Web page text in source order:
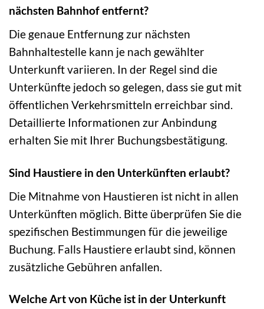
nächsten Bahnhof entfernt?
Die genaue Entfernung zur nächsten
Bahnhaltestelle kann je nach gewählter
Unterkunft variieren. In der Regel sind die
Unterkünfte jedoch so gelegen, dass sie gut mit
öffentlichen Verkehrsmitteln erreichbar sind.
Detaillierte Informationen zur Anbindung
erhalten Sie mit Ihrer Buchungsbestätigung.
Sind Haustiere in den Unterkünften erlaubt?
Die Mitnahme von Haustieren ist nicht in allen
Unterkünften möglich. Bitte überprüfen Sie die
spezifischen Bestimmungen für die jeweilige
Buchung. Falls Haustiere erlaubt sind, können
zusätzliche Gebühren anfallen.
Welche Art von Küche ist in der Unterkunft